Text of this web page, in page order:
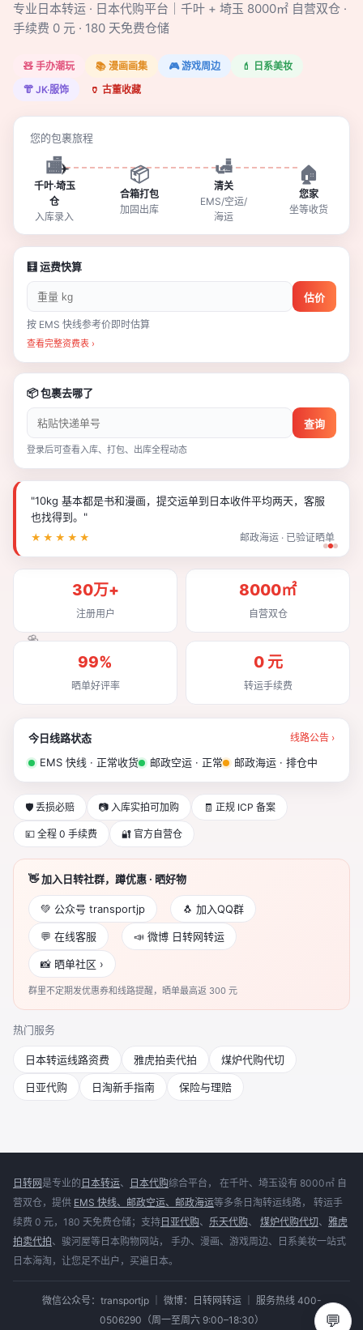
专业日本转运 · 日本代购平台｜千叶 + 埼玉 8000㎡ 自营双仓 ·
手续费 0 元 · 180 天免费仓储
🧸 手办潮玩 📚 漫画画集 🎮 游戏周边
💄 日系美妆
👘 JK·服饰
🏺 古董收藏
您的包裹旅程
✈️
🏬
千叶·埼玉
仓
入库录入
📦
合箱打包
加固出库
🛃
清关
EMS/空运/
海运
🏠
您家
坐等收货
🧮 运费快算
估价
按 EMS 快线参考价即时估算
查看完整资费表 ›
📦 包裹去哪了
查询
登录后可查看入库、打包、出库全程动态
"10kg 基本都是书和漫画，提交运单到日本收件平均两天，客服
也找得到。"
★★★★★ 邮政海运 · 已验证晒单
30万+
注册用户
8000㎡
自营双仓
99%
晒单好评率
0 元
转运手续费
今日线路状态 线路公告 ›
EMS 快线 · 正常收货 邮政空运 · 正常 邮政海运 · 排仓中
🛡 丢损必赔 📷 入库实拍可加购 🧾 正规 ICP 备案
💴 全程 0 手续费 🔐 官方自营仓
👋 加入日转社群，蹲优惠 · 晒好物
💚 公众号 transportjp 🐧 加入QQ群
💬 在线客服 📣 微博 日转网转运
📸 晒单社区 ›
群里不定期发优惠券和线路提醒，晒单最高返 300 元
热门服务
日本转运线路资费 雅虎拍卖代拍 煤炉代购代切
日亚代购 日淘新手指南 保险与理赔
💬
日转网是专业的 日本转运、 日本代购综合平台， 在千叶、埼玉设有 8000㎡ 自
营双仓，提供 EMS 快线、邮政空运、邮政海运等多条日淘转运线路， 转运手
续费 0 元，180 天免费仓储；支持 日亚代购、 乐天代购、 煤炉代购代切、 雅虎
拍卖代拍、骏河屋等日本购物网站， 手办、漫画、游戏周边、日系美妆一站式
日本海淘，让您足不出户，买遍日本。
微信公众号：transportjp ｜ 微博：日转网转运 ｜ 服务热线 400-
0506290（周一至周六 9:00–18:30）